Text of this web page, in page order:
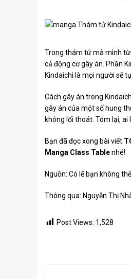
Trong thám tử mà mình
cả động cơ gây án. Phần
Kindaichi là mọi người sẽ
Cách gây án trong
gây án của một số hung
không lối thoát. Tóm lại,
Bạn đã đọc xong bài viết
Manga Class Tablenhé!
Nguồn: Có lẽ bạn không
Thông qua: Nguyễn Thị
Post Views: 1,528